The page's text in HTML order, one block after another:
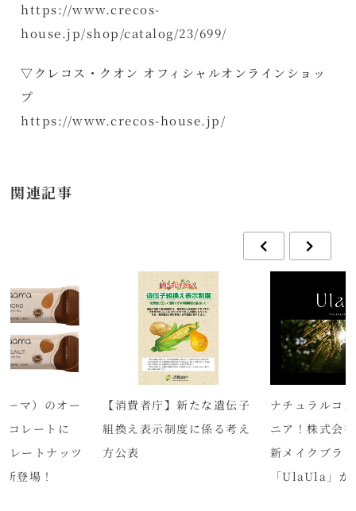
https://www.crecos-
house.jp/shop/catalog/23/699/
▽クレコス・クオン オフィシャルオンラインショッ
プ
https://www.crecos-house.jp/
関連記事
マ）のオー
コレートに
レートナッツ
登場！
【消費者庁】新たな遺伝子
組換え表示制度に係る考え
方公表
ナチュラルコ
ニア！株式会
新メイクブラ
「UlaUla」が